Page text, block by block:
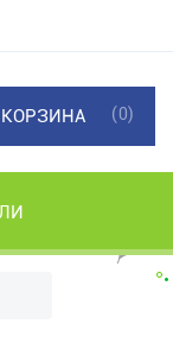
КОРЗИНА (0)